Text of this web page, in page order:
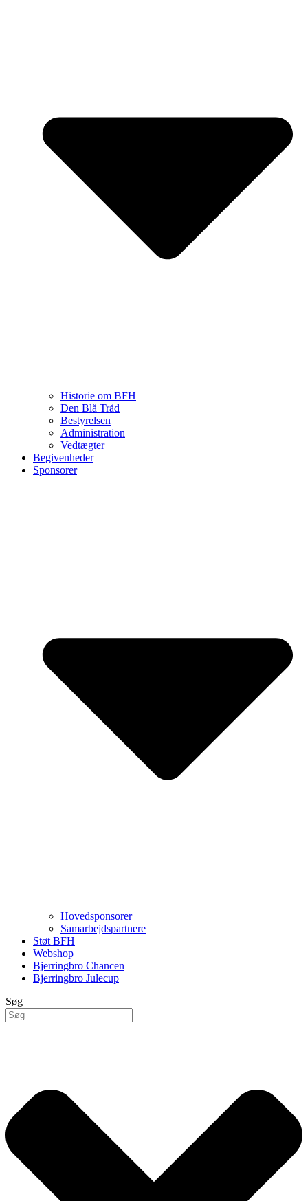
Historie om BFH
Den Blå Tråd
Bestyrelsen
Administration
Vedtægter
Begivenheder
Sponsorer
Hovedsponsorer
Samarbejdspartnere
Støt BFH
Webshop
Bjerringbro Chancen
Bjerringbro Julecup
Søg